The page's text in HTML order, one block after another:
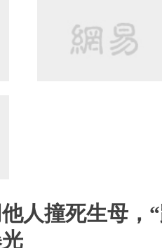
人撞死生母，